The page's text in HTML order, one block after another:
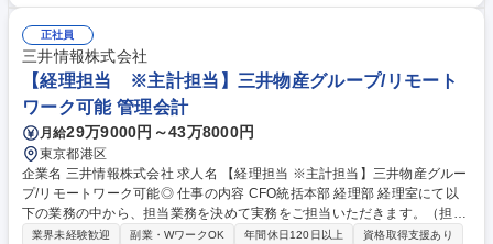
務 ■税務対応および各種資料作成 ■予算管理 募集職種 【経理職】業界未経
験歓迎/フレックスタイム制度有/在宅勤務制度有
正社員
三井情報株式会社
【経理担当 ※主計担当】三井物産グループ/リモート
ワーク可能 管理会計
月給29万9000円～43万8000円
東京都港区
企業名 三井情報株式会社 求人名 【経理担当 ※主計担当】三井物産グルー
プ/リモートワーク可能◎ 仕事の内容 CFO統括本部 経理部 経理室にて以
下の業務の中から、担当業務を決めて実務をご担当いただきます。（担当
業務は、ご経験を踏まえて決定いたします。） ■振替伝票の起票 ■決算資
業界未経験歓迎 副業・WワークOK 年間休日120日以上
資格取得支援あり